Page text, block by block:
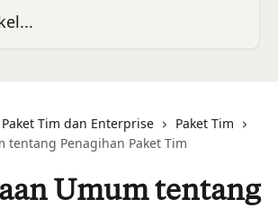
Paket Tim dan Enterprise
Paket Tim
tentang Penagihan Paket Tim
Umum tentang